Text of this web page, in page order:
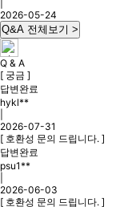
2026-05-24
Q&A 전체보기 >
Q & A
[ 궁금 ]
답변완료
hykl**
2026-07-31
[ 호환성 문의 드립니다. ]
답변완료
psu1**
2026-06-03
[ 호환성 문의 드립니다. ]